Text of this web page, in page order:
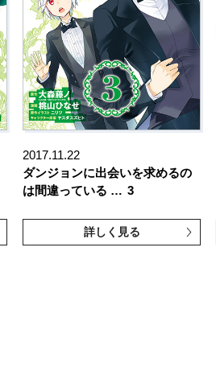
2017.11.22
ダンジョンに出会いを求めるの
は間違っている … 3
詳しく見る